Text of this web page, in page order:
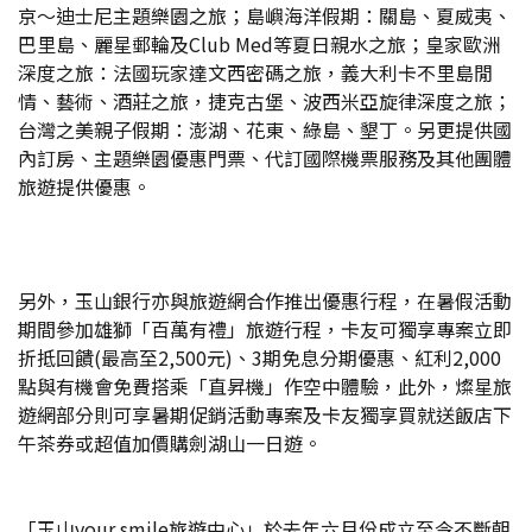
京～迪士尼主題樂園之旅；島嶼海洋假期：關島、夏威夷、
巴里島、麗星郵輪及Club Med等夏日親水之旅；皇家歐洲
深度之旅：法國玩家達文西密碼之旅，義大利卡不里島閒
情、藝術、酒莊之旅，捷克古堡、波西米亞旋律深度之旅；
台灣之美親子假期：澎湖、花東、綠島、墾丁。另更提供國
內訂房、主題樂園優惠門票、代訂國際機票服務及其他團體
旅遊提供優惠。
另外，玉山銀行亦與旅遊網合作推出優惠行程，在暑假活動
期間參加雄獅「百萬有禮」旅遊行程，卡友可獨享專案立即
折抵回饋(最高至2,500元)、3期免息分期優惠、紅利2,000
點與有機會免費搭乘「直昇機」作空中體驗，此外，燦星旅
遊網部分則可享暑期促銷活動專案及卡友獨享買就送飯店下
午茶券或超值加價購劍湖山一日遊。